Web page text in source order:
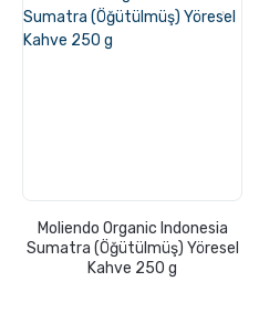
Moliendo Organic Indonesia
Sumatra (Öğütülmüş) Yöresel
Kahve 250 g